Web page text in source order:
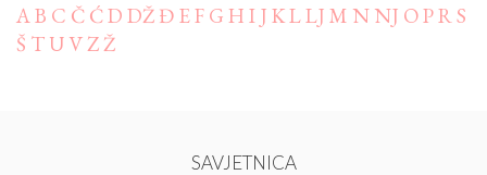
AB C Č ĆD DŽ Đ EF G H I J KLLJ M N NJ OPRS
Š T U VZŽ
SAVJETNICA